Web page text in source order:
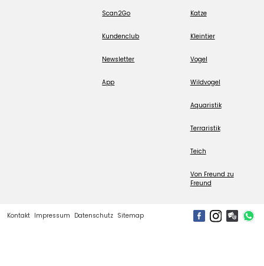
Scan2Go
Kundenclub
Newsletter
App
Katze
Kleintier
Vogel
Wildvogel
Aquaristik
Terraristik
Teich
Von Freund zu
Freund
Kontakt Impressum Datenschutz Sitemap